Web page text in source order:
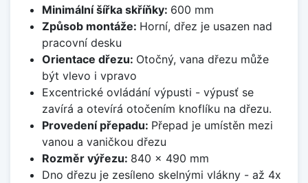
Minimální šířka skříňky: 600 mm
Způsob montáže: Horní, dřez je usazen nad
pracovní desku
Orientace dřezu: Otočný, vana dřezu může
být vlevo i vpravo
Excentrické ovládání výpusti - výpusť se
zavírá a otevírá otočením knoflíku na dřezu.
Provedení přepadu: Přepad je umístěn mezi
vanou a vaničkou dřezu
Rozměr výřezu: 840 x 490 mm
Dno dřezu je zesíleno skelnými vlákny - až 4x